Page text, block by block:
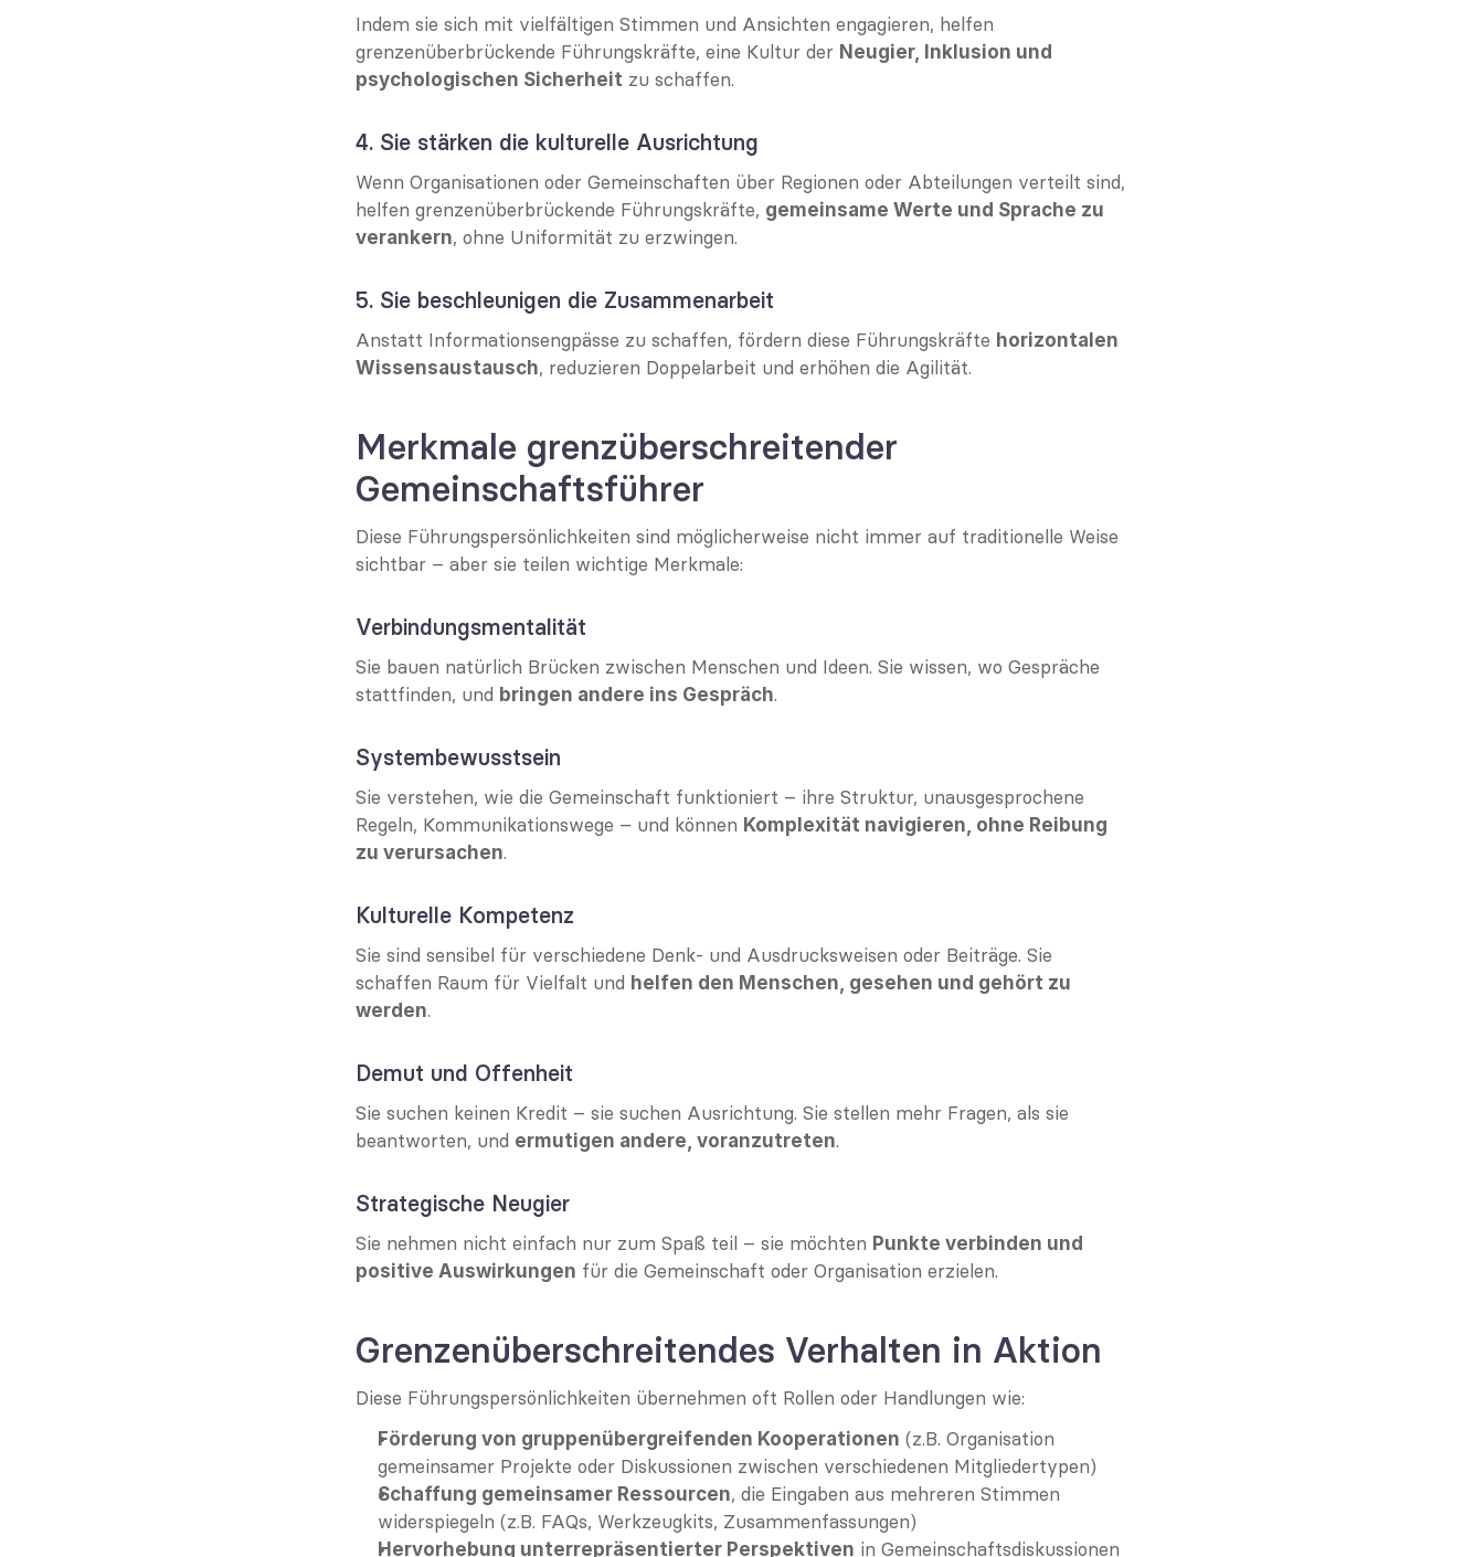
Indem sie sich mit vielfältigen Stimmen und Ansichten engagieren, helfen
grenzenüberbrückende Führungskräfte, eine Kultur der Neugier, Inklusion und
psychologischen Sicherheit zu schaffen.
4. Sie stärken die kulturelle Ausrichtung
Wenn Organisationen oder Gemeinschaften über Regionen oder Abteilungen verteilt sind,
helfen grenzenüberbrückende Führungskräfte, gemeinsame Werte und Sprache zu
verankern, ohne Uniformität zu erzwingen.
5. Sie beschleunigen die Zusammenarbeit
Anstatt Informationsengpässe zu schaffen, fördern diese Führungskräfte horizontalen
Wissensaustausch, reduzieren Doppelarbeit und erhöhen die Agilität.
Merkmale grenzüberschreitender
Gemeinschaftsführer
Diese Führungspersönlichkeiten sind möglicherweise nicht immer auf traditionelle Weise
sichtbar – aber sie teilen wichtige Merkmale:
Verbindungsmentalität
Sie bauen natürlich Brücken zwischen Menschen und Ideen. Sie wissen, wo Gespräche
stattfinden, und bringen andere ins Gespräch.
Systembewusstsein
Sie verstehen, wie die Gemeinschaft funktioniert – ihre Struktur, unausgesprochene
Regeln, Kommunikationswege – und können Komplexität navigieren, ohne Reibung
zu verursachen.
Kulturelle Kompetenz
Sie sind sensibel für verschiedene Denk- und Ausdrucksweisen oder Beiträge. Sie
schaffen Raum für Vielfalt und helfen den Menschen, gesehen und gehört zu
werden.
Demut und Offenheit
Sie suchen keinen Kredit – sie suchen Ausrichtung. Sie stellen mehr Fragen, als sie
beantworten, und ermutigen andere, voranzutreten.
Strategische Neugier
Sie nehmen nicht einfach nur zum Spaß teil – sie möchten Punkte verbinden und
positive Auswirkungen für die Gemeinschaft oder Organisation erzielen.
Grenzenüberschreitendes Verhalten in Aktion
Diese Führungspersönlichkeiten übernehmen oft Rollen oder Handlungen wie:
Förderung von gruppenübergreifenden Kooperationen (z.B. Organisation
gemeinsamer Projekte oder Diskussionen zwischen verschiedenen Mitgliedertypen)
Schaffung gemeinsamer Ressourcen, die Eingaben aus mehreren Stimmen
widerspiegeln (z.B. FAQs, Werkzeugkits, Zusammenfassungen)
Hervorhebung unterrepräsentierter Perspektiven in Gemeinschaftsdiskussionen